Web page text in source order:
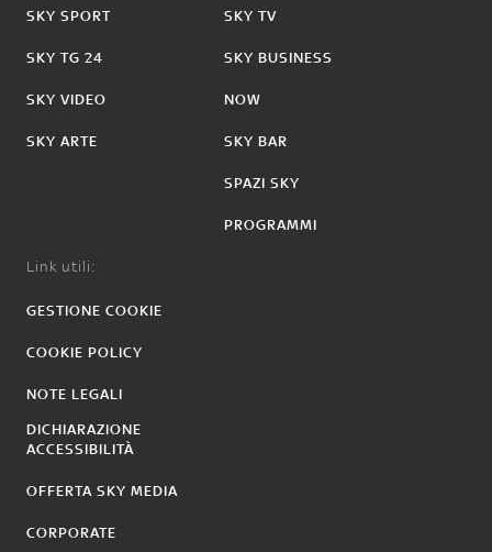
SKY SPORT
SKY TG 24
SKY VIDEO
SKY ARTE
SKY TV
SKY BUSINESS
NOW
SKY BAR
SPAZI SKY
PROGRAMMI
Link utili:
GESTIONE COOKIE
COOKIE POLICY
NOTE LEGALI
DICHIARAZIONE
ACCESSIBILITÀ
OFFERTA SKY MEDIA
CORPORATE